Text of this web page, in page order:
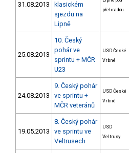
31.08.2013
klasickém
sjezdu na
Lipně
přehradou
25.08.2013
10. Český
pohár ve
sprintu + MČR
U23
USD České
Vrbné
24.08.2013
9. Český pohár
ve sprintu +
MČR veteránů
USD České
Vrbné
19.05.2013
8. Český pohár
ve sprintu ve
Veltrusech
USD
Veltrusy